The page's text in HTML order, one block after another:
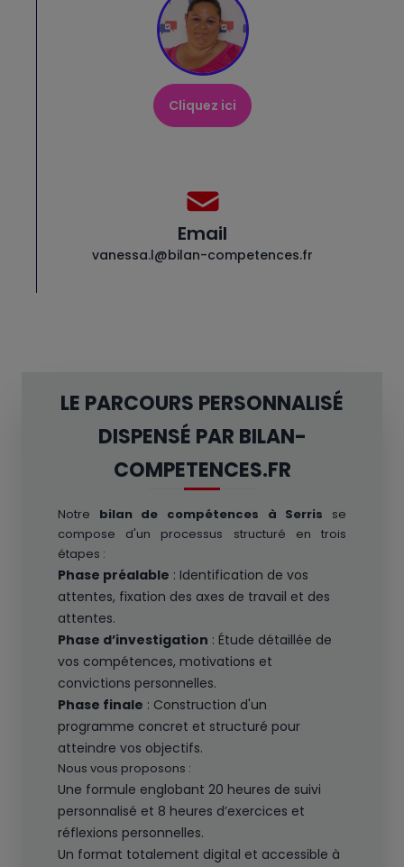
Cliquez ici
Email
vanessa.l@bilan-competences.fr
LE PARCOURS PERSONNALISÉ
DISPENSÉ PAR BILAN-
COMPETENCES.FR
Notre bilan de compétences à Serris se
compose d'un processus structuré en trois
étapes :
Phase préalable : Identification de vos
attentes, fixation des axes de travail et des
attentes.
Phase d’investigation : Étude détaillée de
vos compétences, motivations et
convictions personnelles.
Phase finale : Construction d'un
programme concret et structuré pour
atteindre vos objectifs.
Nous vous proposons :
Une formule englobant 20 heures de suivi
personnalisé et 8 heures d’exercices et
réflexions personnelles.
Un format totalement digital et accessible à